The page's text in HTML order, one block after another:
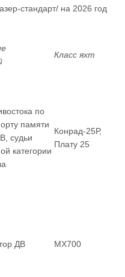
стандарт/ на 2026 год
Класс яхт
по
памяти
судьи
категории
Конрад-25Р,
Плату 25
ДВ MX700